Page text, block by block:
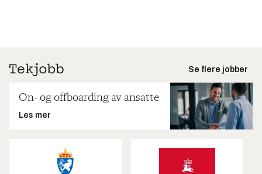
Se flere jobber
On- og offboarding av ansatte
Les mer